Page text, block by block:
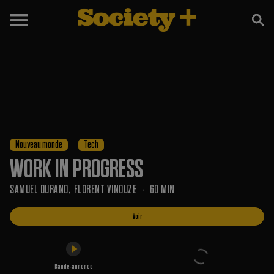
Nouveau monde Tech
WORK IN PROGRESS
SAMUEL DURAND FLORENT VINOUZE 60 MIN
Voir
Bande-annonce